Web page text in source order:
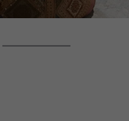
3